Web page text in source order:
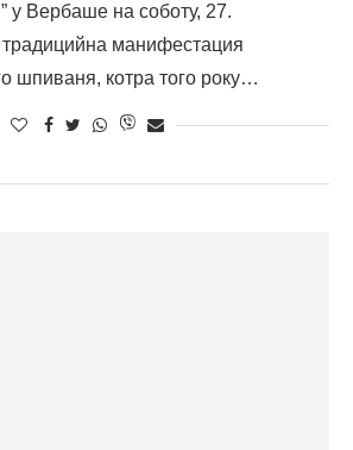
у Вербаше на соботу, 27.
манифестация
шпиваня, котра того року…